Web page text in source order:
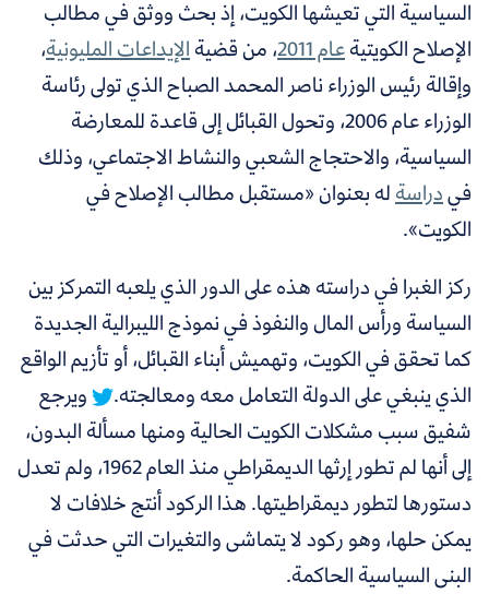
السياسية التي تعيشها الكويت، إذ بحث ووثق في مطالب
الإصلاح الكويتيةعام 2011 ، من قضيةالإيداعات المليونية،
وإقالة رئيس الوزراء ناصر المحمد الصباح الذي تولى رئاسة
الوزراء عام 2006، وتحول القبائل إلى قاعدة للمعارضة
السياسية، والاحتجاج الشعبي والنشاط الاجتماعي، وذلك
فيدراسةله بعنوان «مستقبل مطالب الإصلاح في
الكويت».
ركز الغبرا في دراسته هذه على الدور الذي يلعبه التمركز بين
السياسة ورأس المال والنفوذ في نموذج الليبرالية الجديدة
كما تحقق في الكويت، وتهميش أبناء القبائل، أو تأزيم الواقع
الذي ينبغي على الدولة التعامل معه ومعالجته.
ويرجع
شفيق سبب مشكلات الكويت الحالية ومنها مسألة البدون،
إلى أنها لم تطور إرثها الديمقراطي منذ العام 1962، ولم تعدل
دستورها لتطور ديمقراطيتها. هذا الركود أنتج خلافات لا
يمكن حلها، وهو ركود لا يتماشى والتغيرات التي حدثت في
البنى السياسية الحاكمة.